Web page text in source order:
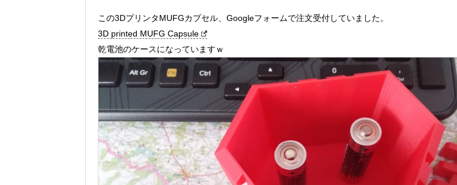
この3DプリンタMUFGカプセル、Googleフォームで注文受付していました。
3D printed MUFG Capsule
乾電池のケースになっていますｗ